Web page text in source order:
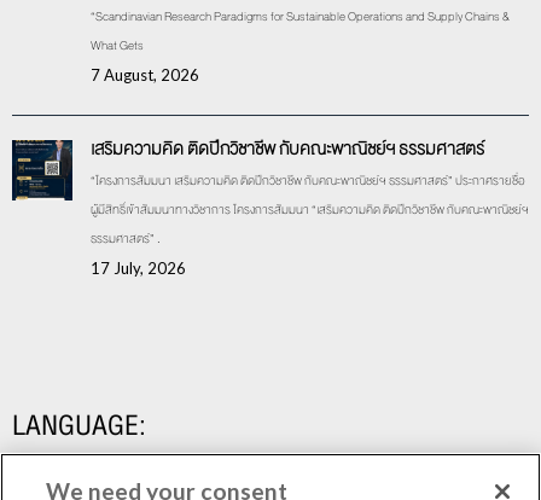
“Scandinavian Research Paradigms for Sustainable Operations and Supply Chains &
What Gets
7 August, 2026
เสริมความคิด ติดปีกวิชาชีพ กับคณะพาณิชย์ฯ ธรรมศาสตร์
“โครงการสัมมนา เสริมความคิด ติดปีกวิชาชีพ กับคณะพาณิชย์ฯ ธรรมศาสตร์” ประกาศรายชื่อ
ผู้มีสิทธิ์เข้าสัมมนาทางวิชาการ โครงการสัมมนา “เสริมความคิด ติดปีกวิชาชีพ กับคณะพาณิชย์ฯ
ธรรมศาสตร์” .
17 July, 2026
LANGUAGE:
We need your consent